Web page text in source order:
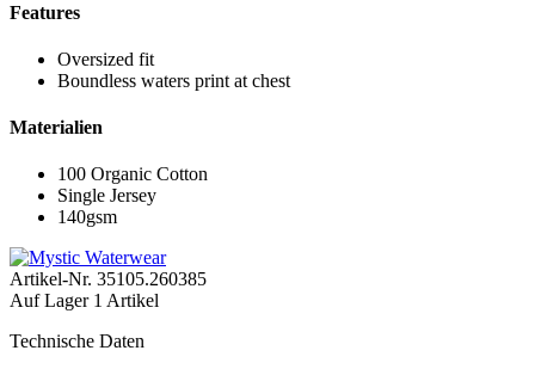
Features
Oversized fit
Boundless waters print at chest
Materialien
100 Organic Cotton
Single Jersey
140gsm
Artikel-Nr. 35105.260385
Auf Lager 1 Artikel
Technische Daten